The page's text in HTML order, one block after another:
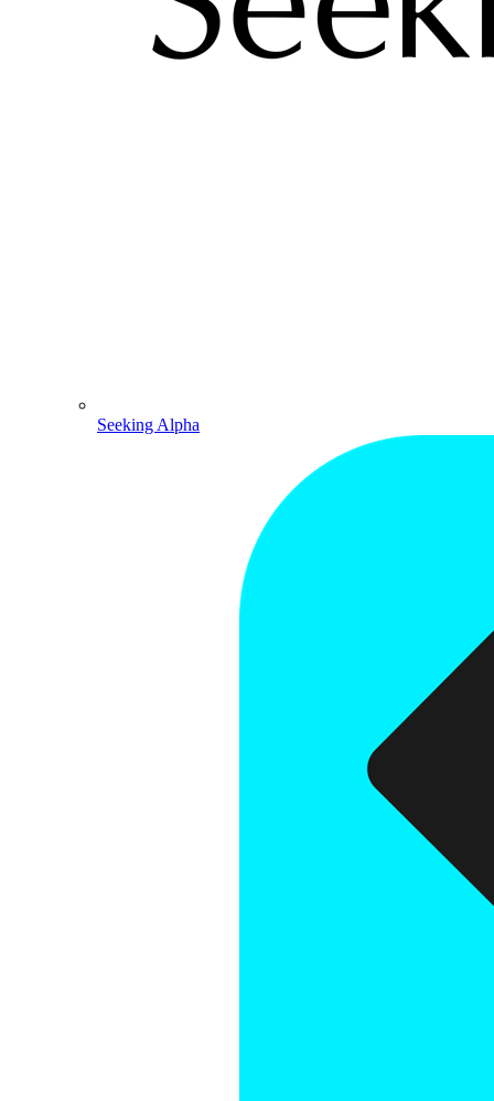
Seeking Alpha